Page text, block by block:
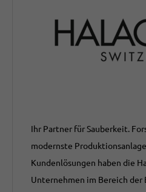
Ihr Partner für Sauberkeit.
modernste
Kundenlösungen haben die
Unternehmen im Bereich der